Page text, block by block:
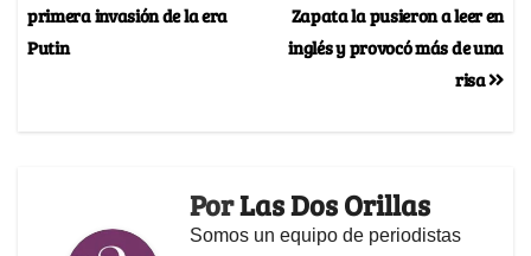
Zapata la pusieron a leer en
inglés y provocó más de una
risa
primera invasión de la era
Putin
PorLas Dos Orillas
Somos un equipo de periodistas